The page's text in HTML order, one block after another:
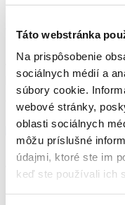
Táto webstránka
Na prispôsobenie
sociálnych médií a
súbory cookie.
webové stránky,
oblasti sociálnych
môžu príslušné
údajmi, ktoré ste im
keď ste používali ich
cupidatat non proident
Why Choose us
Auis nostrud
bea sed consequat
elit sed ipsum eiusmod
Well Maintained